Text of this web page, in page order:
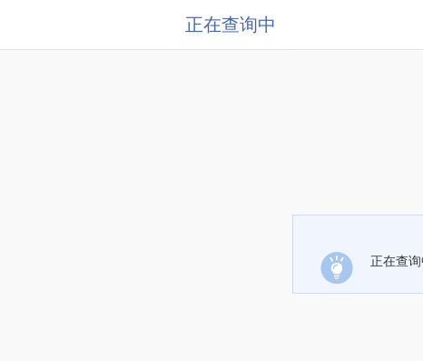
正在查询中
正在查